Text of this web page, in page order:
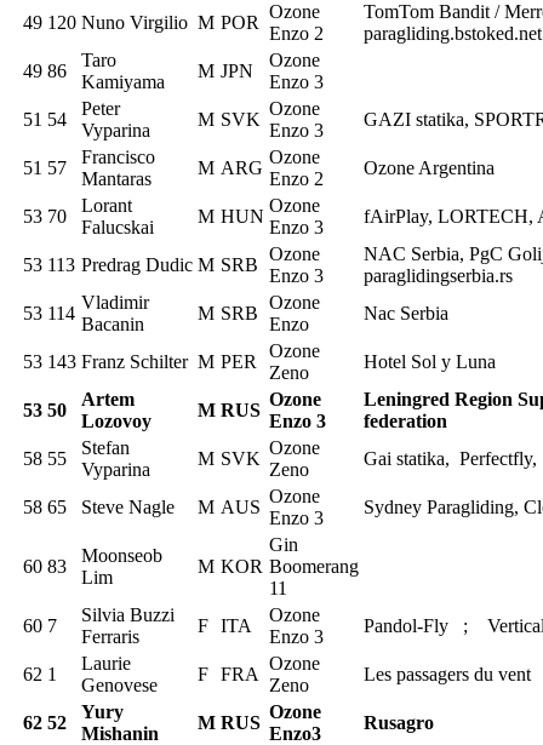
49 120 Nuno Virgilio M POR
Ozone
Enzo 2
TomTom Bandit /
paragliding.bstoked.net
49 86
Taro
Kamiyama
M JPN
Ozone
Enzo 3
51 54
Peter
Vyparina
M SVK
Ozone
Enzo 3
GAZI statika,
51 57
Francisco
Mantaras
M ARG
Ozone
Enzo 2
Ozone Argentina
53 70
Lorant
Falucskai
M HUN
Ozone
Enzo 3
fAirPlay, LORTECH,
53 113 Predrag Dudic M SRB
Ozone
Enzo 3
NAC Serbia, PgC
paraglidingserbia.rs
53 114
Vladimir
Bacanin
M SRB
Ozone
Enzo
Nac Serbia
53 143 Franz Schilter M PER
Ozone
Zeno
Hotel Sol y Luna
53 50
Artem
Lozovoy
M RUS
Ozone
Enzo 3
Leningred Region
federation
58 55
Stefan
Vyparina
M SVK
Ozone
Zeno
Gai statika,
58 65 Steve Nagle M AUS
Ozone
Enzo 3
Sydney Paragliding,
60 83
Moonseob
Lim
M KOR
Gin
Boomerang
11
60 7
Silvia Buzzi
Ferraris
F ITA
Ozone
Enzo 3
Pandol-Fly ;
62 1
Laurie
Genovese
F FRA
Ozone
Zeno
Les passagers du vent
62 52
Yury
Mishanin
M RUS
Ozone
Enzo3
Rusagro